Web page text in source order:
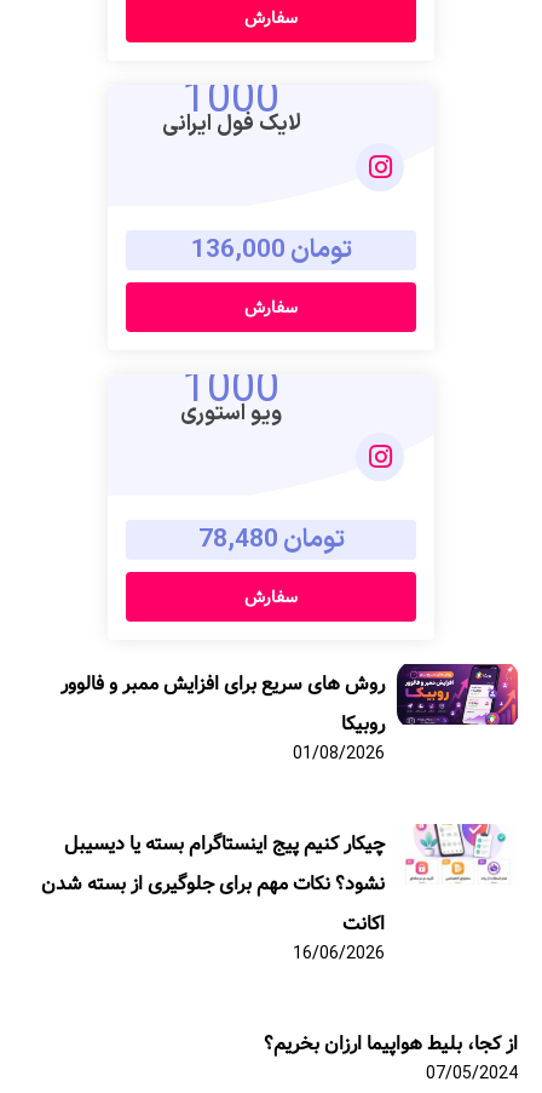
سفارش
1000
لایک فول ایرانی
تومان 136,000
سفارش
1000
ویو استوری
تومان 78,480
سفارش
روش های سریع برای افزایش ممبر و فالوور
روبیکا
01/08/2026
چیکار کنیم پیج اینستاگرام بسته یا دیسیبل
نشود؟ نکات مهم برای جلوگیری از بسته شدن
اکانت
16/06/2026
از کجا، بلیط هواپیما ارزان بخریم؟
07/05/2024